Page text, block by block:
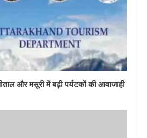
और मसूरी में बढ़ी पर्यटकों की आवाजाही